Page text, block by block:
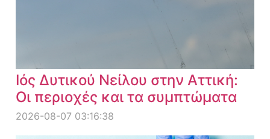
Ιός Δυτικού Νείλου στην Αττική:
Οι περιοχές και τα συμπτώματα
2026-08-07 03:16:38